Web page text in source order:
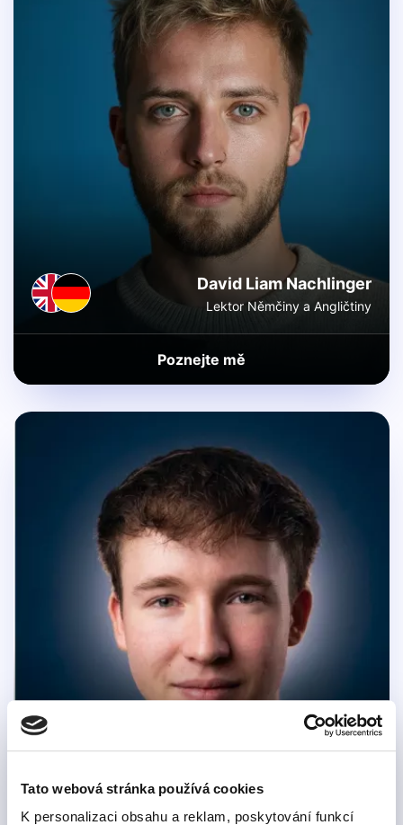
Tato webová stránka používá cookies
K personalizaci obsahu a reklam, poskytování funkcí
David Liam Nachlinger
Lektor Němčiny a Angličtiny
Poznejte mě